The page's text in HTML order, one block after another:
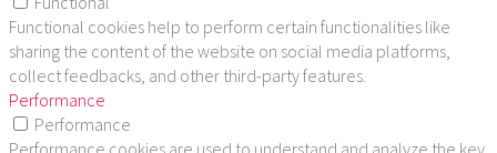
Functional cookies help to perform certain functionalities like
sharing the content of the website on social media platforms,
collect feedbacks, and other third-party features.
Performance
Performance
Performance cookies are used to understand and analyze the key